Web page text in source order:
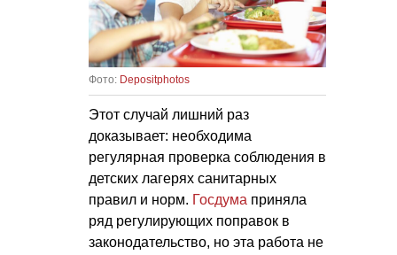
Фото: Depositphotos
Этот случай лишний раз
доказывает: необходима
регулярная проверка соблюдения в
детских лагерях санитарных
правил и норм. Госдума приняла
ряд регулирующих поправок в
законодательство, но эта работа не